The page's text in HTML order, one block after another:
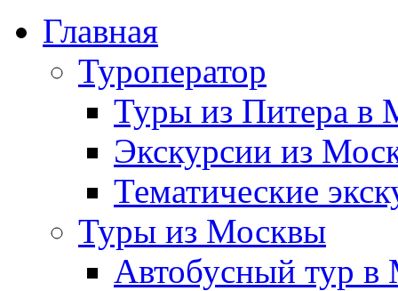
Главная
Туроператор
Туры из Питера в
Экскурсии из
Тематические
Туры из Москвы
Автобусный тур в